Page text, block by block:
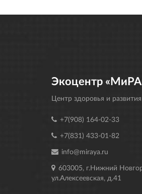
Экоцентр
Центр здоровья и
+7(908) 164-02-33
+7(831) 433-01-82
info@miraya.ru
603005, г.Нижний
ул.Алексеевская, д.41